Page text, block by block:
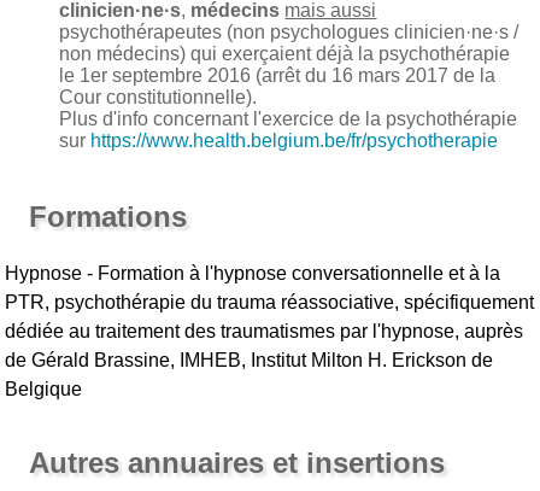
clinicien·ne·s, médecins mais aussi
psychothérapeutes (non psychologues clinicien·ne·s /
non médecins) qui exerçaient déjà la psychothérapie
le 1er septembre 2016 (arrêt du 16 mars 2017 de la
Cour constitutionnelle).
Plus d'info concernant l'exercice de la psychothérapie
sur https://www.health.belgium.be/fr/psychotherapie
Formations
Hypnose - Formation à l'hypnose conversationnelle et à la
PTR, psychothérapie du trauma réassociative, spécifiquement
dédiée au traitement des traumatismes par l'hypnose, auprès
de Gérald Brassine, IMHEB, Institut Milton H. Erickson de
Belgique
Autres annuaires et insertions